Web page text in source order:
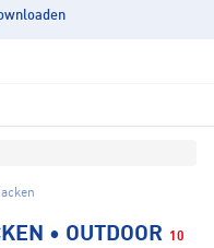
• OUTDOOR 10